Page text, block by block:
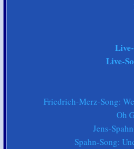
Live-
Friedrich-Merz-Song:
Oh
Jens-
Spahn-Song: